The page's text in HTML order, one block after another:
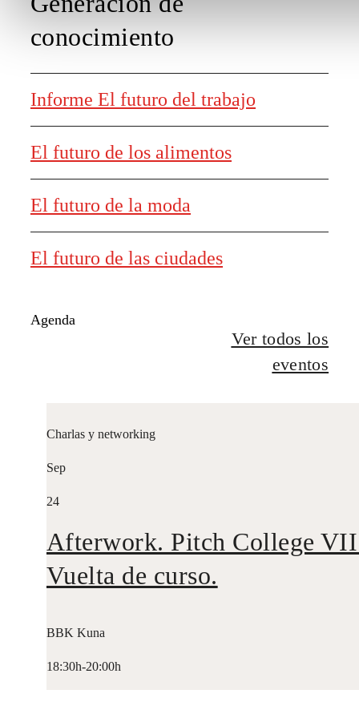
conocimiento
Informe El futuro del trabajo
El futuro de los alimentos
El futuro de la moda
El futuro de las ciudades
Agenda
Ver todos los
eventos
Charlas y networking
Sep
24
Afterwork. Pitch College
Vuelta de curso.
BBK Kuna
18:30h-20:00h